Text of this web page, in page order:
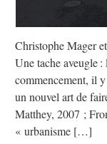
Christophe Mager
Une tache aveugle
commencement, il
un nouvel art de
Matthey, 2007 ;
« urbanisme […]